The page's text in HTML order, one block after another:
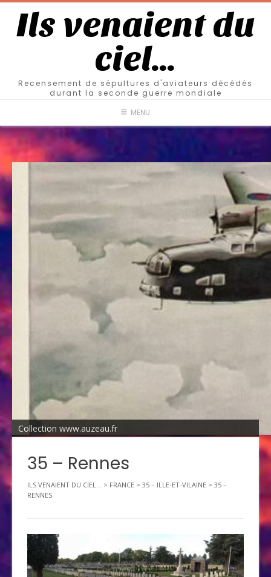
Ils venaient du
ciel…
Recensement de sépultures d'aviateurs décédés
durant la seconde guerre mondiale
MENU
Collection www.auzeau.fr
35 – Rennes
ILS VENAIENT DU CIEL... > FRANCE > 35 – ILLE-ET-VILAINE > 35 –
RENNES